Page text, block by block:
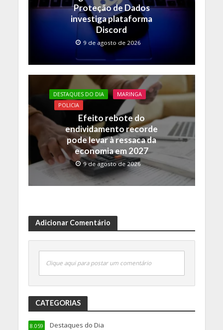
Proteção de Dados
investiga plataforma
Discord
9 de agosto de 2026
DESTAQUES DO DIA
MARINGA
POLICIA
Efeito rebote do
endividamento recorde
pode levar à ressaca da
economia em 2027
9 de agosto de 2026
Adicionar Comentário
Clique aqui para postar um comentário
CATEGORIAS
Destaques do Dia
8.059